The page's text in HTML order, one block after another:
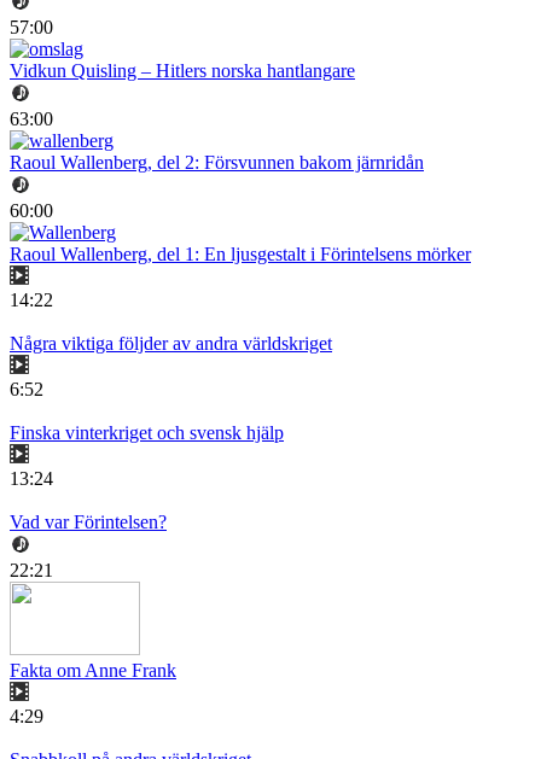
57:00
Vidkun Quisling – Hitlers norska hantlangare
63:00
Raoul Wallenberg, del 2: Försvunnen bakom järnridån
60:00
Raoul Wallenberg, del 1: En ljusgestalt i Förintelsens mörker
14:22
Några viktiga följder av andra världskriget
6:52
Finska vinterkriget och svensk hjälp
13:24
Vad var Förintelsen?
22:21
Fakta om Anne Frank
4:29